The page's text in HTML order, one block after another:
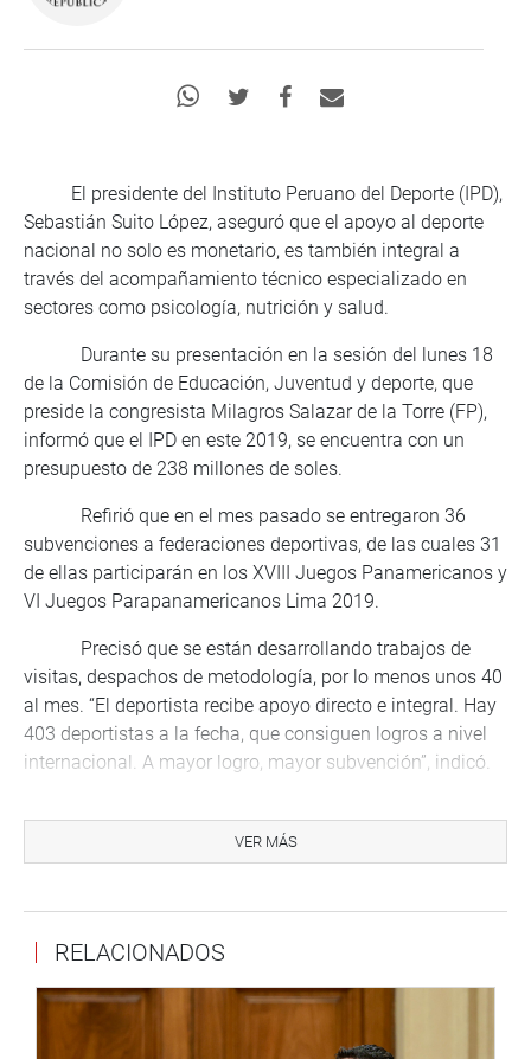
El presidente del Instituto Peruano del Deporte (IPD),
Sebastián Suito López, aseguró que el apoyo al deporte
nacional no solo es monetario, es también integral a
través del acompañamiento técnico especializado en
sectores como psicología, nutrición y salud.
Durante su presentación en la sesión del lunes 18
de la Comisión de Educación, Juventud y deporte, que
preside la congresista Milagros Salazar de la Torre (FP),
informó que el IPD en este 2019, se encuentra con un
presupuesto de 238 millones de soles.
Refirió que en el mes pasado se entregaron 36
subvenciones a federaciones deportivas, de las cuales 31
de ellas participarán en los XVIII Juegos Panamericanos y
VI Juegos Parapanamericanos Lima 2019.
Precisó que se están desarrollando trabajos de
visitas, despachos de metodología, por lo menos unos 40
al mes. “El deportista recibe apoyo directo e integral. Hay
403 deportistas a la fecha, que consiguen logros a nivel
internacional. A mayor logro, mayor subvención”, indicó.
deportista 12 millones de soles y para este 2019 se
espera invertir 17 millones y medio de soles. “El nivel uno
Explicó que recibirán el apoyo unos 242 de los 700
deportistas que van a participar en los juegos
panamericanos”.
VER MÁS
RELACIONADOS